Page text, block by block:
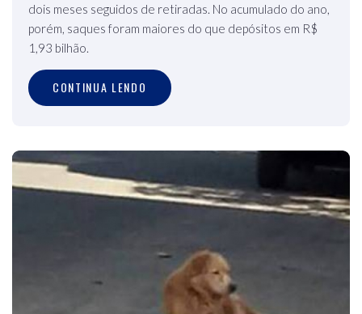
dois meses seguidos de retiradas. No acumulado do ano,
porém, saques foram maiores do que depósitos em R$
1,93 bilhão.
CONTINUA LENDO